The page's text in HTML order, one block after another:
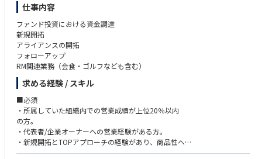
仕事内容
ファンド投資における資金調達
新規開拓
アライアンスの開拓
フォローアップ
RM関連業務（会食・ゴルフなども含む）
求める経験 / スキル
■必須
・所属していた組織内での営業成績が上位20％以内
の方。
・代表者/企業オーナーへの営業経験がある方。
・新規開拓とTOPアプローチの経験があり、商品性へ
の理解・経験があれば業種は問わない。